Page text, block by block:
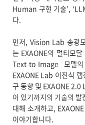
Human 구현 기술’,
다.
먼저, Vision Lab 송광
는 EXAONE의 멀티모
Text-to-Image 모델
EXAONE Lab 이진식
구 동향 및 EXAONE 2.0
이 있기까지의 기술의
대해 소개하고,
이야기합니다.